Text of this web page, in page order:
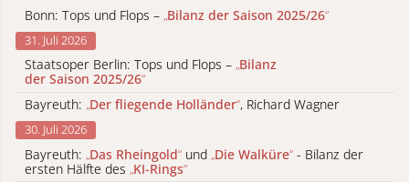
Bonn: Tops und Flops – „Bilanz der Saison 2025/26“
31. Juli 2026
Staatsoper Berlin: Tops und Flops – „Bilanz
der Saison 2025/26“
Bayreuth: „Der fliegende Holländer“, Richard Wagner
30. Juli 2026
Bayreuth: „Das Rheingold“ und „Die Walküre“ - Bilanz der
ersten Hälfte des „KI-Rings“